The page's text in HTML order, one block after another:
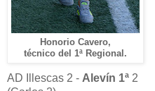
Honorio Cavero,
técnico del 1ª Regional.
AD Illescas 2 - Alevín 1ª 2